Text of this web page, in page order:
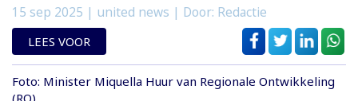
15 sep 2025 | united news | Door: Redactie
LEES VOOR
Foto: Minister Miquella Huur van Regionale Ontwikkeling